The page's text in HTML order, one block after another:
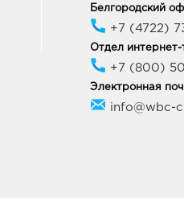
Белгородский
+7 (4722)
Отдел интернет-
+7 (800)
Электронная
info@wbc-